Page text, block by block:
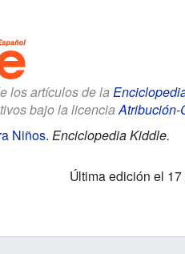
los artículos de la
bajo la licenciaAtribución-
Niños. Enciclopedia Kiddle.
Última edición el